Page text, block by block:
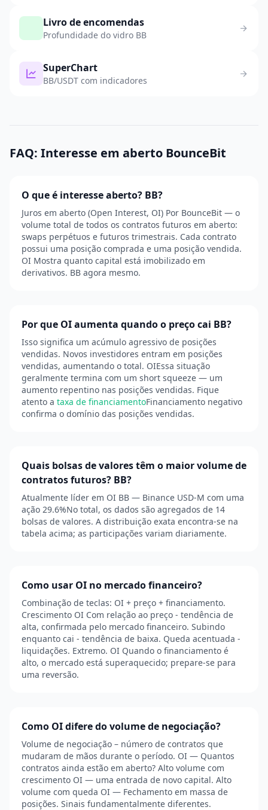
Livro de encomendas
Profundidade do vidro BB
SuperChart
BB/USDT com indicadores
FAQ: Interesse em aberto BounceBit
O que é interesse aberto? BB?
Juros em aberto (Open Interest, OI) Por BounceBit — o
volume total de todos os contratos futuros em aberto:
swaps perpétuos e futuros trimestrais. Cada contrato
possui uma posição comprada e uma posição vendida.
OI Mostra quanto capital está imobilizado em
derivativos. BB agora mesmo.
Por que OI aumenta quando o preço cai BB?
Isso significa um acúmulo agressivo de posições
vendidas. Novos investidores entram em posições
vendidas, aumentando o total. OIEssa situação
geralmente termina com um short squeeze — um
aumento repentino nas posições vendidas. Fique
atento a taxa de financiamentoFinanciamento negativo
confirma o domínio das posições vendidas.
Quais bolsas de valores têm o maior volume de
contratos futuros? BB?
Atualmente líder em OI BB — Binance USD-M com uma
ação 29.6%No total, os dados são agregados de 14
bolsas de valores. A distribuição exata encontra-se na
tabela acima; as participações variam diariamente.
Como usar OI no mercado financeiro?
Combinação de teclas: OI + preço + financiamento.
Crescimento OI Com relação ao preço - tendência de
alta, confirmada pelo mercado financeiro. Subindo
enquanto cai - tendência de baixa. Queda acentuada -
liquidações. Extremo. OI Quando o financiamento é
alto, o mercado está superaquecido; prepare-se para
uma reversão.
Como OI difere do volume de negociação?
Volume de negociação – número de contratos que
mudaram de mãos durante o período. OI — Quantos
contratos ainda estão em aberto? Alto volume com
crescimento OI — uma entrada de novo capital. Alto
volume com queda OI — Fechamento em massa de
posições. Sinais fundamentalmente diferentes.